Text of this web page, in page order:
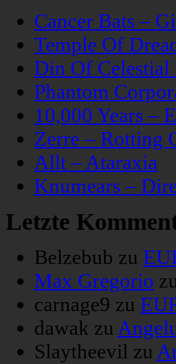
Cancer Bats –
Temple Of
Din Of
Phantom
10,000 Years –
Zerre – Rotting
Allt – Ataraxia
Knumears –
Letzte
Belzebub zu
Max Gregorio zu
carnage9 zu
dawak zu
Slaytheevil zu